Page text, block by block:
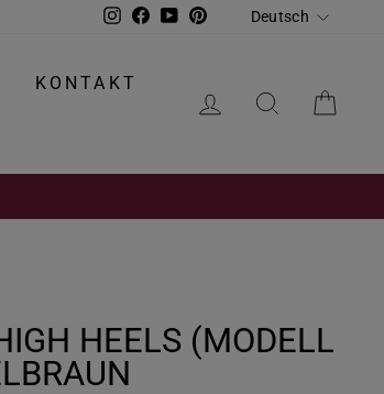
Instagram
Facebook
YouTubePinterestDeutsch
KONTAKT
EINLOGGEN
SUCHE
HEELS (MODELL